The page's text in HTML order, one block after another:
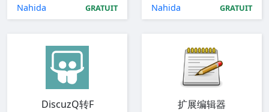
Nahida GRATUIT Nahida GRATUIT
DiscuzQ转F 扩展编辑器